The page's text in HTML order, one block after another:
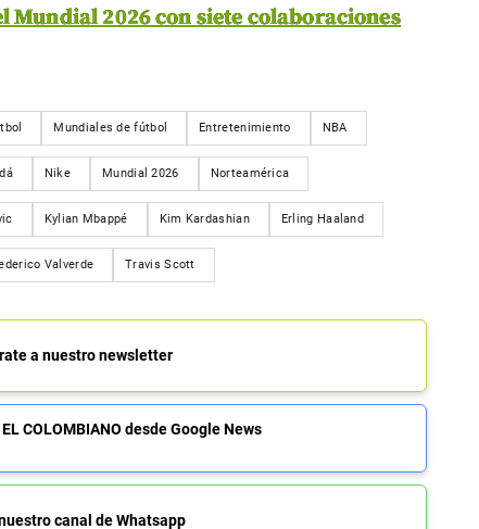
Mundial 2026 con siete colaboraciones
Mundiales de fútbol Entretenimiento NBA
Nike Mundial 2026 Norteamérica
Kylian Mbappé Kim Kardashian Erling Haaland
Valverde Travis Scott
a nuestro newsletter
COLOMBIANO desde Google News
canal de Whatsapp